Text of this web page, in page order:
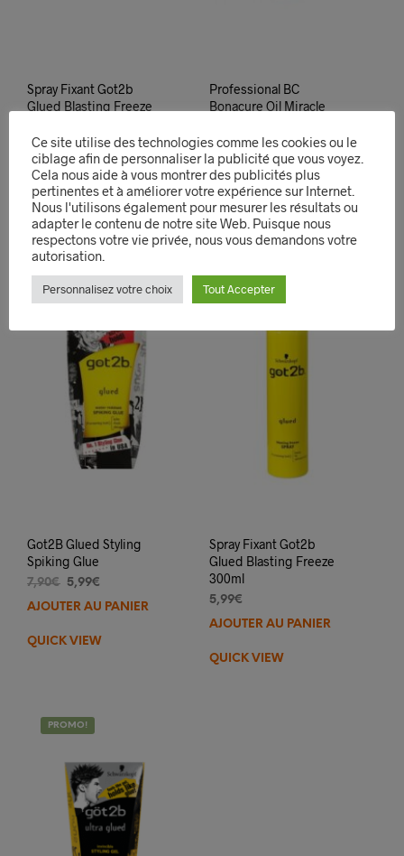
Spray Fixant Got2b
Glued Blasting Freeze
3,99€
AJOUTER AU PANIER
QUICK VIEW
Professional BC
Bonacure Oil Miracle
9,90€
LIRE LA SUITE
QUICK VIEW
Got2B Glued Styling
Spiking Glue
7,90€ Le
5,99€
AJOUTER AU PANIER
QUICK VIEW
Spray Fixant Got2b
Glued Blasting Freeze
300ml
5,99€
AJOUTER AU PANIER
QUICK VIEW
PROMO!
Ce site utilise des technologies comme les cookies ou le
ciblage afin de personnaliser la publicité que vous voyez.
Cela nous aide à vous montrer des publicités plus
pertinentes et à améliorer votre expérience sur Internet.
Nous l'utilisons également pour mesurer les résultats ou
adapter le contenu de notre site Web. Puisque nous
respectons votre vie privée, nous vous demandons votre
autorisation.
Personnalisez votre choix Tout Accepter